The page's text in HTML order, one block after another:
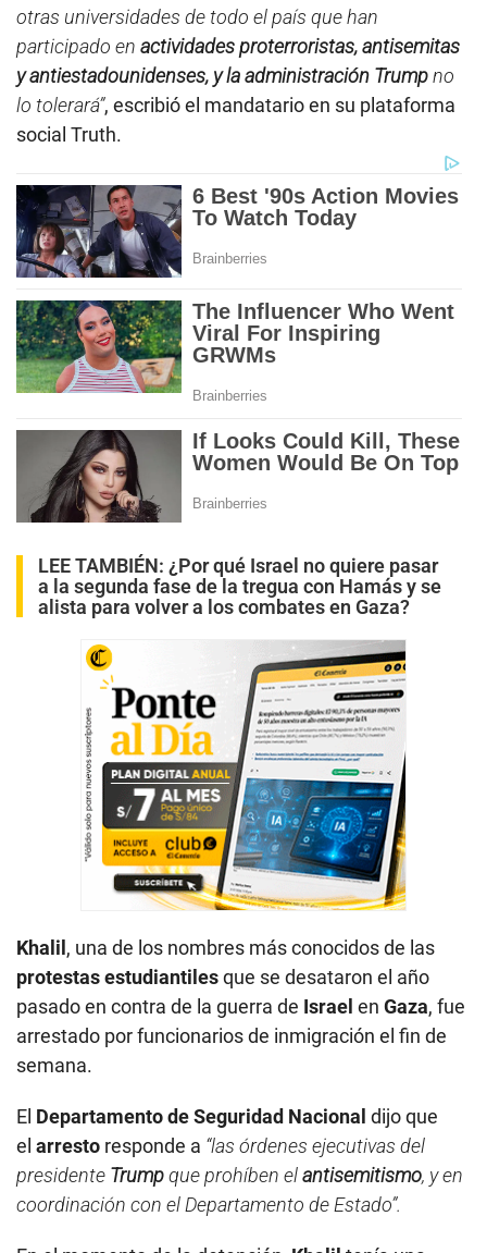
otras universidades de todo el país que han
participado en actividades proterroristas, antisemitas
y antiestadounidenses, y la administración Trumpno
lo tolerará”, escribió el mandatario en su plataforma
social Truth.
LEE TAMBIÉN: ¿Por qué Israel no quiere pasar
a la segunda fase de la tregua con Hamás y se
alista para volver a los combates en Gaza?
Khalil , una de los nombres más conocidos de las
protestas estudiantilesque se desataron el año
pasado en contra de la guerra de Israel en Gaza, fue
arrestado por funcionarios de inmigración el fin de
semana.
El Departamento de Seguridad Nacional dijo que
el arresto responde a “las órdenes ejecutivas del
presidente Trumpque prohíben elantisemitismo, y en
coordinación con el Departamento de Estado”.